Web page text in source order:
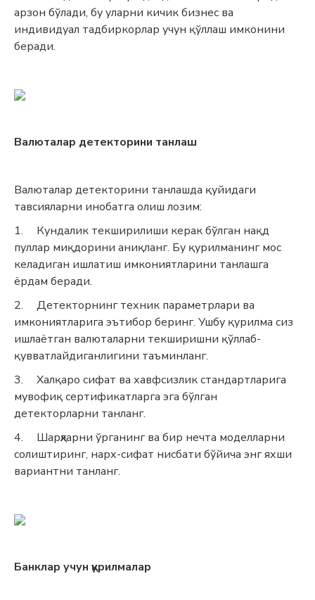
арзон бўлади, бу уларни кичик бизнес ва
индивидуал тадбиркорлар учун қўллаш имконини
беради.
Валюталар детекторини танлаш
Валюталар детекторини танлашда қуйидаги
тавсияларни инобатга олиш лозим:
1.
Кундалик текширилиши керак бўлган нақд
пуллар миқдорини аниқланг. Бу қурилманинг мос
келадиган ишлатиш имкониятларини танлашга
ёрдам беради.
2.
Детекторнинг техник параметрлари ва
имкониятларига эътибор беринг. Ушбу қурилма сиз
ишлаётган валюталарни текширишни қўллаб-
қувватлайдиганлигини таъминланг.
3.
Халқаро сифат ва хавфсизлик стандартларига
мувофиқ сертификатларга эга бўлган
детекторларни танланг.
4.
Шарҳларни ўрганинг ва бир нечта моделларни
солиштиринг, нарх-сифат нисбати бўйича энг яхши
вариантни танланг.
Банклар учун қурилмалар